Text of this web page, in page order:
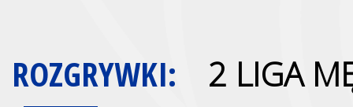
ROZGRYWKI: 2 LIGA